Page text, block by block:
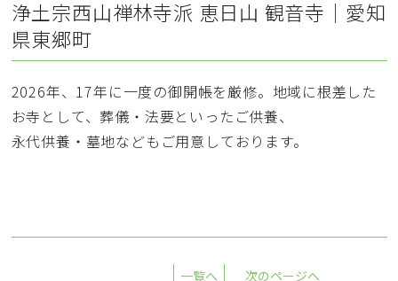
浄土宗西山禅林寺派 恵日山 観音寺｜愛知
県東郷町
2026年、17年に一度の御開帳を厳修。地域に根差した
お寺として、葬儀・法要といったご供養、
永代供養・墓地などもご用意しております。
一覧へ 次のページへ